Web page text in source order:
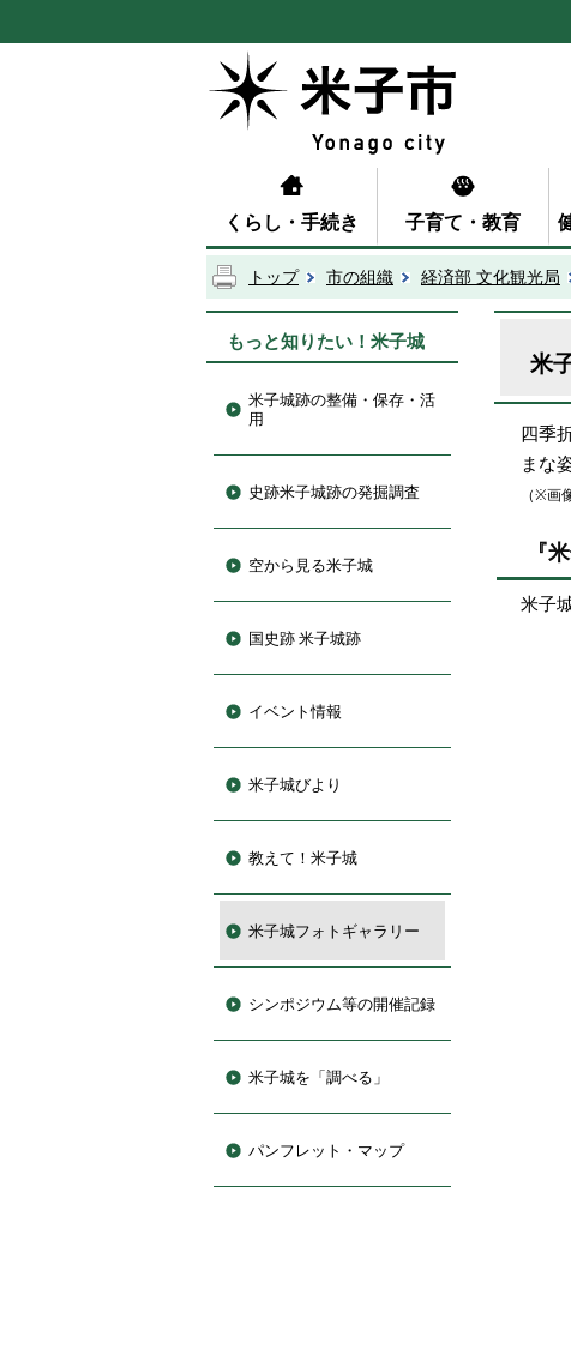
くらし・手続き 子育て・教育
トップ 市の組織 経済部 文化観光局
もっと知りたい！米子城
米子城跡の整備・保存・活
用
史跡米子城跡の発掘調査
空から見る米子城
国史跡 米子城跡
イベント情報
米子城びより
教えて！米子城
米子城フォトギャラリー
シンポジウム等の開催記録
米子城を「調べる」
パンフレット・マップ
米
四季
まな
（※画
『
米子